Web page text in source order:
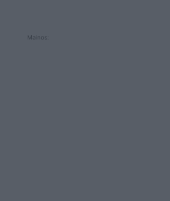
Mainos: